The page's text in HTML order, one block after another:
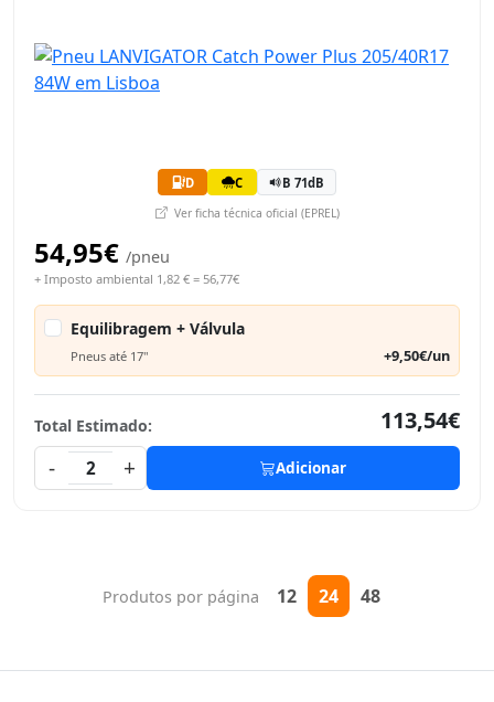
D C B 71dB
Ver ficha técnica oficial (EPREL)
54,95€ /pneu
+ Imposto ambiental 1,82 € = 56,77€
Equilibragem + Válvula
Pneus até 17" +9,50€/un
Total Estimado:
113,54€
-
2 + Adicionar
Produtos por página 12 24 48